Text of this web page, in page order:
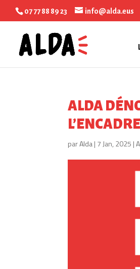
07 77 88 89 23 info@alda.eus
ALDA
parAlda| 7 Jan, 2025 |